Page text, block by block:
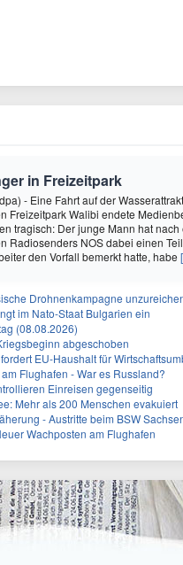
in Freizeitpark
- Eine Fahrt auf der
Freizeitpark Walibi endete
tragisch: Der junge Mann hat
Radiosenders NOS dabei einen
den Vorfall bemerkt hatte, habe
Drohnenkampagne
im Nato-Staat Bulgarien ein
(08.08.2026)
abgeschoben
EU-Haushalt für
Flughafen - War es Russland?
Einreisen gegenseitig
Mehr als 200 Menschen evakuiert
- Austritte beim BSW
Wachposten am Flughafen